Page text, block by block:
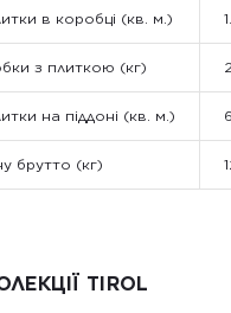
в коробці (кв. м.)
з плиткою (кг)
на піддоні (кв. м.)
брутто (кг)
TIROL